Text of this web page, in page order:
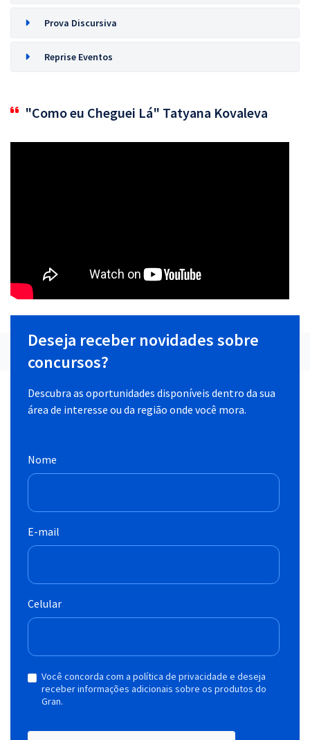
Prova Discursiva
Reprise Eventos
"Como eu Cheguei Lá" Tatyana Kovaleva
Deseja receber novidades sobre
concursos?
Descubra as oportunidades disponíveis dentro da sua
área de interesse ou da região onde você mora.
Nome
E-mail
Celular
Você concorda com a política de privacidade e deseja
receber informações adicionais sobre os produtos do
Gran.